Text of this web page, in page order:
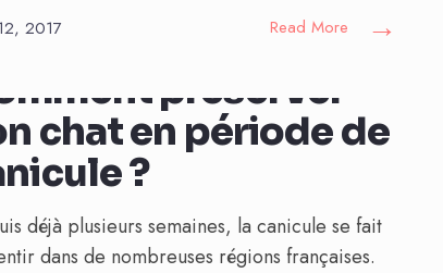
2017 Read More →
préserver
chat en période de
?
déjà plusieurs semaines, la canicule se fait
dans de nombreuses régions françaises.